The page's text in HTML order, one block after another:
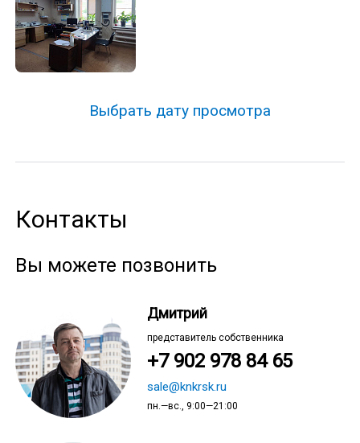
Выбрать дату просмотра
Контакты
Вы можете позвонить
Дмитрий
представитель собственника
+7 902 978 84 65
sale@knkrsk.ru
пн.—вс., 9:00—21:00